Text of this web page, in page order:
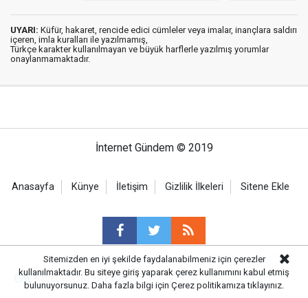
UYARI: Küfür, hakaret, rencide edici cümleler veya imalar, inançlara saldırı
içeren, imla kuralları ile yazılmamış,
Türkçe karakter kullanılmayan ve büyük harflerle yazılmış yorumlar
onaylanmamaktadır.
İnternet Gündem © 2019
Anasayfa Künye İletişim Gizlilik İlkeleri Sitene Ekle
Haber Portalı Yazılımı
Sitemizden en iyi şekilde faydalanabilmeniz için çerezler
kullanılmaktadır. Bu siteye giriş yaparak çerez kullanımını kabul etmiş
bulunuyorsunuz. Daha fazla bilgi için Çerez politikamıza tıklayınız.